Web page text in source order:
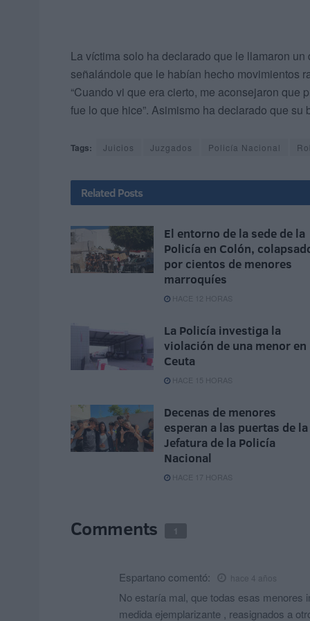
La víctima solo ha declarado que le llamaron
señalándole que le habían hecho movimientos
“Cuando vi que era cierto, me aconsejaron
fue lo que hice”. Asimismo ha declarado que su
Tags: Juicios Juzgados Policía Nacional
Related Posts
El entorno de la sede de la
Policía en Colón,
por cientos de menores
marroquíes
HACE 12 HORAS
La Policía investiga la
violación de una menor en
Ceuta
HACE 15 HORAS
Decenas de menores
esperan a las puertas de la
Jefatura de la Policía
Nacional
HACE 17 HORAS
Comments 1
Espartano comentó: hace 4 años
No estaría mal, que todas esas menores
medida ejemplarizante , reasignados a